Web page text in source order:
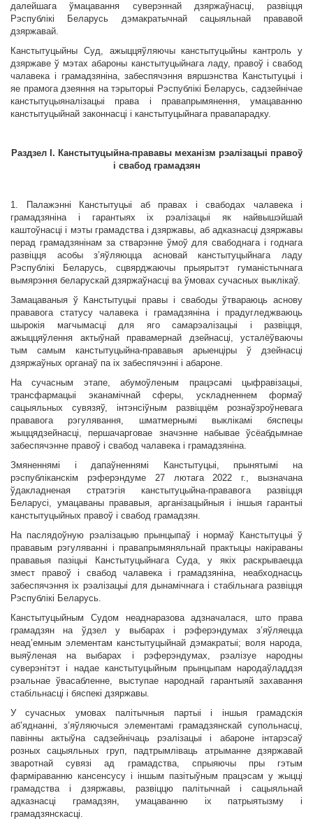
далейшага ўмацавання суверэннай дзяржаўнасці, развіцця
Рэспублікі Беларусь дэмакратычнай сацыяльнай прававой
дзяржавай.
Канстытуцыйны Суд, ажыццяўляючы канстытуцыйны кантроль у
дзяржаве ў мэтах абароны канстытуцыйнага ладу, правоў і свабод
чалавека і грамадзяніна, забеспячэння вяршэнства Канстытуцыі і
яе прамога дзеяння на тэрыторыі Рэспублікі Беларусь, садзейнічае
канстытуцыяналізацыі права і правапрымянення, умацаванню
канстытуцыйнай законнасці і канстытуцыйнага правапарадку.
Раздзел . Канстытуцыйна-прававы механізм рэалізацыі правоў
і свабод грамадзян
1. Палажэнні Канстытуцыі аб правах і свабодах чалавека і
грамадзяніна і гарантыях іх рэалізацыі як найвышэйшай
каштоўнасці і мэты грамадства і дзяржавы, аб адказнасці дзяржавы
перад грамадзянінам за стварэнне ўмоў для свабоднага і годнага
развіцця асобы з’яўляюцца асновай канстытуцыйнага ладу
Рэспублікі Беларусь, сцвярджаючы прыярытэт гуманістычнага
вымярэння беларускай дзяржаўнасці ва ўмовах сучасных выклікаў.
Замацаваныя ў Канстытуцыі правы і свабоды ўтвараюць аснову
прававога статусу чалавека і грамадзяніна і прадугледжваюць
шырокія магчымасці для яго самарэалізацыі і развіцця,
ажыццяўлення актыўнай правамернай дзейнасці, усталёўваючы
тым самым канстытуцыйна-прававыя арыенціры ў дзейнасці
дзяржаўных органаў па іх забеспячэнні і абароне.
На сучасным этапе, абумоўленым працэсамі цыфравізацыі,
трансфармацыі эканамічнай сферы, ускладненнем формаў
сацыяльных сувязяў, інтэнсіўным развіццём рознаўзроўневага
прававога рэгулявання, шматмернымі выклікамі бяспецы
жыццядзейнасці, першачарговае значэнне набывае ўсёабдымнае
забеспячэнне правоў і свабод чалавека і грамадзяніна.
Змяненнямі і дапаўненнямі Канстытуцыі, прынятымі на
рэспубліканскім рэферэндуме 27 лютага 2022 г., вызначана
ўдакладненая стратэгія канстытуцыйна-прававога развіцця
Беларусі, умацаваны прававыя, арганізацыйныя і іншыя гарантыі
канстытуцыйных правоў і свабод грамадзян.
На паслядоўную рэалізацыю прынцыпаў і нормаў Канстытуцыі ў
прававым рэгуляванні і правапрымяняльнай практыцы накіраваны
прававыя пазіцыі Канстытуцыйнага Суда, у якіх раскрываецца
змест правоў і свабод чалавека і грамадзяніна, неабходнасць
забеспячэння іх рэалізацыі для дынамічнага і стабільнага развіцця
Рэспублікі Беларусь.
Канстытуцыйным Судом неаднаразова адзначалася, што права
грамадзян на ўдзел у выбарах і рэферэндумах з’яўляецца
неад’емным элементам канстытуцыйнай дэмакратыі; воля народа,
выяўленая на выбарах і рэферэндумах, рэалізуе народны
суверэнітэт і надае канстытуцыйным прынцыпам народаўладдзя
рэальнае ўвасабленне, выступае народнай гарантыяй захавання
стабільнасці і бяспекі дзяржавы.
У сучасных умовах палітычныя партыі і іншыя грамадскія
аб’яднанні, з’яўляючыся элементамі грамадзянскай супольнасці,
павінны актыўна садзейнічаць рэалізацыі і абароне інтарэсаў
розных сацыяльных груп, падтрымліваць атрыманне дзяржавай
зваротнай сувязі ад грамадства, спрыяючы пры гэтым
фарміраванню кансенсусу і іншым пазітыўным працэсам у жыцці
грамадства і дзяржавы, развіццю палітычнай і сацыяльнай
адказнасці грамадзян, умацаванню іх патрыятызму і
грамадзянскасці.